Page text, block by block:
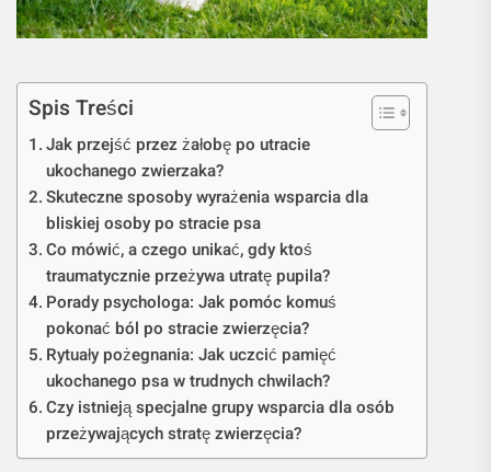
Spis Treści
Jak przejść przez żałobę po utracie
ukochanego zwierzaka?
Skuteczne sposoby wyrażenia wsparcia dla
bliskiej osoby po stracie psa
Co mówić, a czego unikać, gdy ktoś
traumatycznie przeżywa utratę pupila?
Porady psychologa: Jak pomóc komuś
pokonać ból po stracie zwierzęcia?
Rytuały pożegnania: Jak uczcić pamięć
ukochanego psa w trudnych chwilach?
Czy istnieją specjalne grupy wsparcia dla osób
przeżywających stratę zwierzęcia?